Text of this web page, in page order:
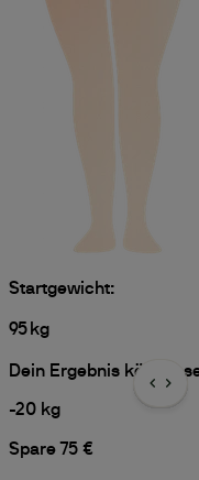
Startgewicht:
95kg
Dein Ergebnis könnte
-20 kg
Spare 75 €